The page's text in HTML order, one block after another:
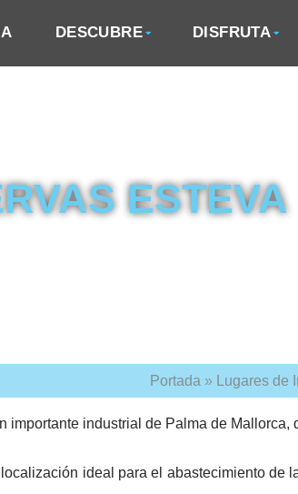
DESCUBRE DISFRUTA
ESTEVA
Portada » Lugares de
industrial de Palma de Mallorca,
ideal para el abastecimiento de